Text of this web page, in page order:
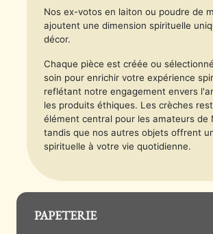
Nos ex-votos en laiton ou poudre de
ajoutent une dimension spirituelle
décor.
Chaque pièce est créée ou
soin pour enrichir votre expérience
reflétant notre engagement envers
les produits éthiques. Les crèches
élément central pour les amateurs de
tandis que nos autres objets offrent
spirituelle à votre vie quotidienne.
PAPETERIE